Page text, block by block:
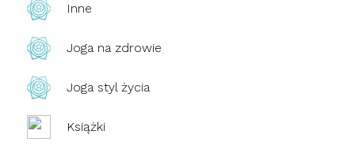
Inne
Joga na zdrowie
Joga styl życia
Książki